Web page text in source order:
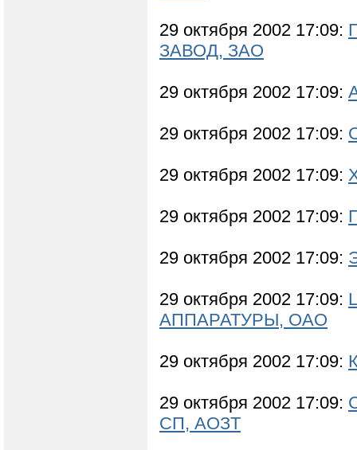
29 октября 2002 17:09:
ЗАВОД, ЗАО
29 октября 2002 17:09:
29 октября 2002 17:09:
29 октября 2002 17:09:
29 октября 2002 17:09:
29 октября 2002 17:09:
29 октября 2002 17:09:
АППАРАТУРЫ, ОАО
29 октября 2002 17:09:
29 октября 2002 17:09:
СП, АОЗТ